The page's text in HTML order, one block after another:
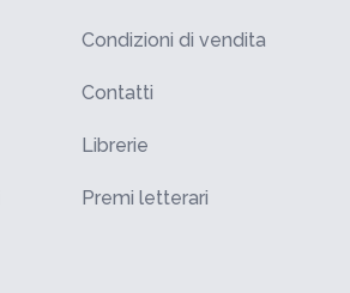
Condizioni di vendita
Contatti
Librerie
Premi letterari